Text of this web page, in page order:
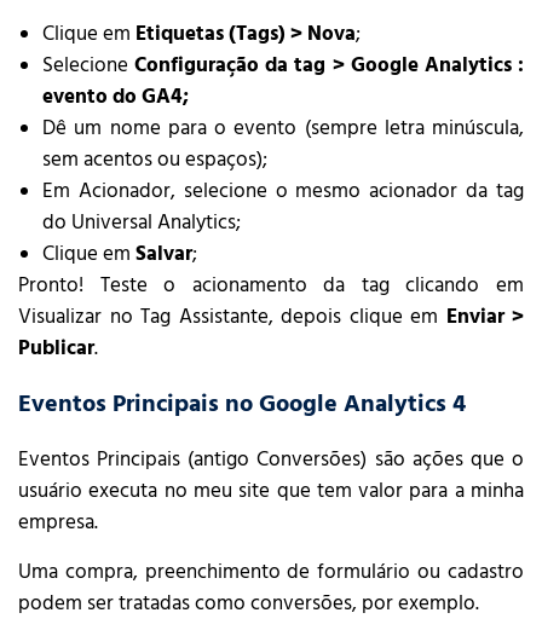
Clique em Etiquetas (Tags) > Nova;
SelecioneConfiguração da tag > Google Analytics :
evento do GA4;
Dê um nome para o evento (sempre letra minúscula,
sem acentos ou espaços);
Em Acionador, selecione o mesmo acionador da tag
do Universal Analytics;
Clique em Salvar;
Pronto! Teste o acionamento da tag clicando em
Visualizar no Tag Assistante, depois clique em Enviar >
Publicar.
Eventos Principais no Google Analytics 4
Eventos Principais (antigo Conversões) são ações que o
usuário executa no meu site que tem valor para a minha
empresa.
Uma compra, preenchimento de formulário ou cadastro
podem ser tratadas como conversões, por exemplo.